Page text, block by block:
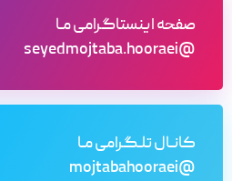
صفحه اینستاگرامی مـا
@seyedmojtaba.hooraei
کانـال تلـگرامی مـا
@mojtabahooraei